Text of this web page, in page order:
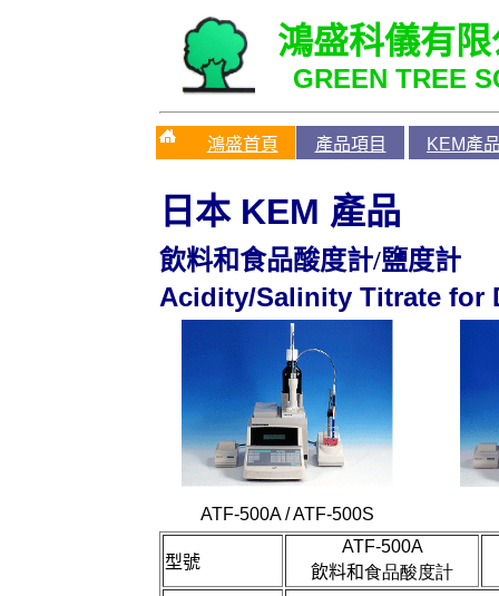
鴻盛科儀有
GREEN TREE
鴻盛首頁 產品項目 KEM產
日本KEM 產品
飲料和食品酸度計/鹽度計
Acidity/Salinity Titrate for
ATF-500A / ATF-500S
型號
ATF-500A
飲料和食品酸度計